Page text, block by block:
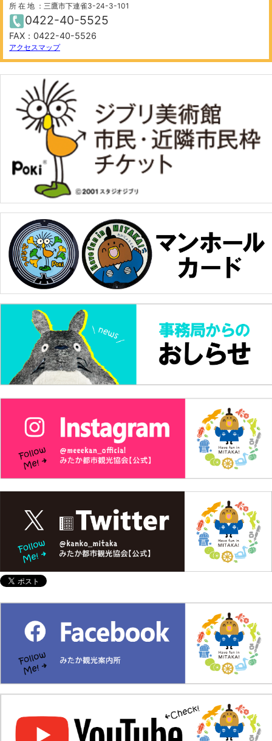
−
500 m
所 在 地 ：三鷹市下連雀3-24-3-101
0422-40-5525
FAX：0422-40-5526
アクセスマップ